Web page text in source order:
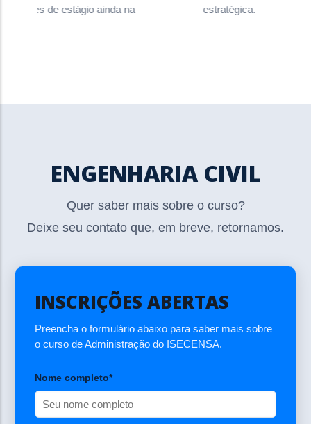
de estágio ainda na
estratégica.
ENGENHARIA CIVIL
Quer saber mais sobre o curso?
Deixe seu contato que, em breve, retornamos.
INSCRIÇÕES ABERTAS
Preencha o formulário abaixo para saber mais sobre
o curso de Administração do ISECENSA.
Nome completo*